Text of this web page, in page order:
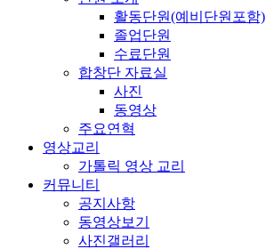
활동단원(예비단원포함)
졸업단원
수료단원
합창단 자료실
사진
동영상
주요연혁
영상교리
가톨릭 영상 교리
커뮤니티
공지사항
동영상보기
사진갤러리